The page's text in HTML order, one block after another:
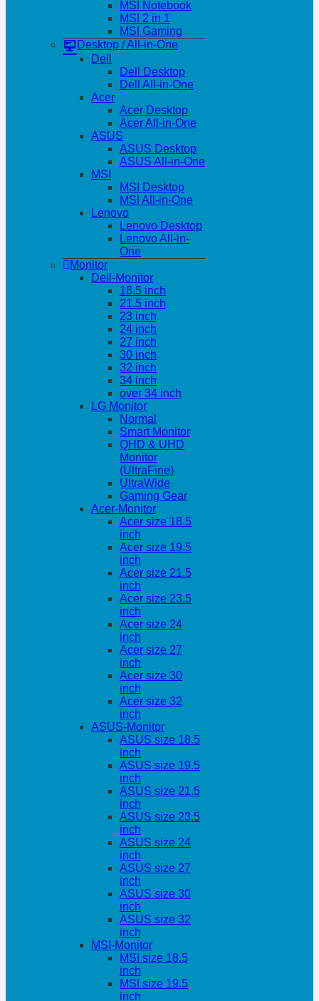
MSI Notebook
MSI 2 in 1
MSI Gaming
Desktop / All-in-One
Dell
Dell Desktop
Dell All-in-One
Acer
Acer Desktop
Acer All-in-One
ASUS
ASUS Desktop
ASUS All-in-One
MSI
MSI Desktop
MSI All-in-One
Lenovo
Lenovo Desktop
Lenovo All-in-
One
Monitor
Dell-Monitor
18.5 inch
21.5 inch
23 inch
24 inch
27 inch
30 inch
32 inch
34 inch
over 34 inch
LG Monitor
Normal
Smart Monitor
QHD & UHD
Monitor
(UltraFine)
UltraWide
Gaming Gear
Acer-Monitor
Acer size 18.5
inch
Acer size 19.5
inch
Acer size 21.5
inch
Acer size 23.5
inch
Acer size 24
inch
Acer size 27
inch
Acer size 30
inch
Acer size 32
inch
ASUS-Monitor
ASUS size 18.5
inch
ASUS size 19.5
inch
ASUS size 21.5
inch
ASUS size 23.5
inch
ASUS size 24
inch
ASUS size 27
inch
ASUS size 30
inch
ASUS size 32
inch
MSI-Monitor
MSI size 18.5
inch
MSI size 19.5
inch